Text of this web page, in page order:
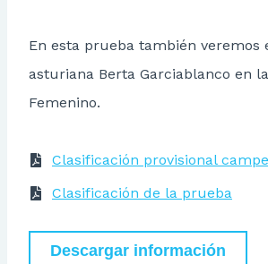
En esta prueba también veremos
asturiana Berta Garciablanco en
Femenino.
Clasificación provisional
Clasificación de la prueba
Descargar información